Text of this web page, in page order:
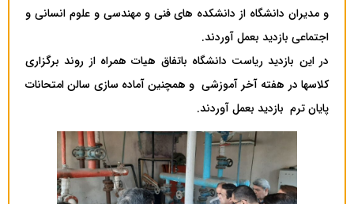
و مدیران دانشگاه از دانشکده های فنی و مهندسی و علوم انسانی و
اجتماعی بازدید بعمل آوردند.
در این بازدید ریاست دانشگاه باتفاق هیات همراه از روند برگزاری
کلاسها در هفته آخر آموزشی و همچنین آماده سازی سالن امتحانات
پایان ترم بازدید بعمل آوردند.